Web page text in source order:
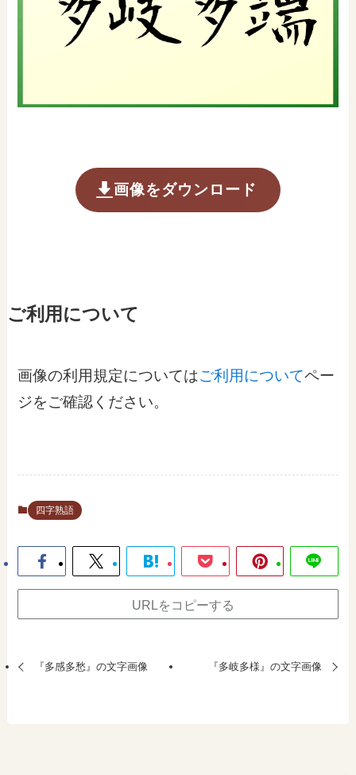
画像をダウンロード
ご利用について
画像の利用規定についてはご利用についてペー
ジをご確認ください。
四字熟語
URLをコピーする
『多感多愁』の文字画像 『多岐多様』の文字画像